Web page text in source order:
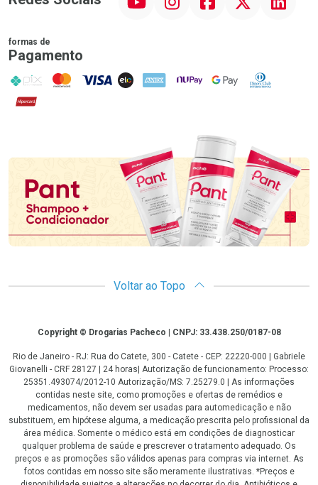
formas de
Pagamento
PIX MasterCard
VISA ELO AMEX NuPay Google PayDiners Club
Hipercard
Promoção em Destaque
Voltar ao Topo
CopyrightCopyright © Drogarias Pacheco | CNPJ: 33.438.250/0187-08
Rio de Janeiro - RJ: Rua do Catete, 300 - Catete - CEP: 22220-000 | Gabriele
Giovanelli - CRF 28127 | 24 horas| Autorização de funcionamento: Processo:
25351.493074/2012-10 Autorização/MS: 7.25279.0 | As informações
contidas neste site, como promoções e ofertas de remédios e
medicamentos, não devem ser usadas para automedicação e não
substituem, em hipótese alguma, a medicação prescrita pelo profissional da
área médica. Somente o médico está em condições de diagnosticar
qualquer problema de saúde e prescrever o tratamento adequado. Os
preços e as promoções são válidos apenas para compras via internet. As
fotos contidas em nosso site são meramente ilustrativas. *Preços e